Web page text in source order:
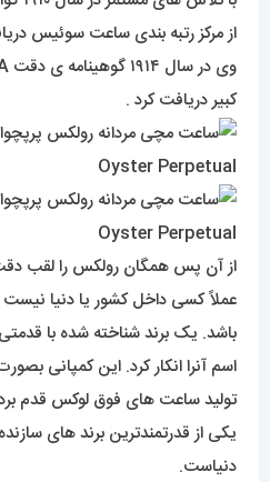
از مرکز رتبه بندی ساعت سوئیس
کبیر دریافت کرد .
از آن پس همگان رولکس را لقب
عملاً کسی داخل کشور یا دنیا
اسم آنرا انکار کرد. این کمپانی
تولید ساعت های فوق لوکس قدم
یکی از قدرتمندترین برند های
دنیاست.